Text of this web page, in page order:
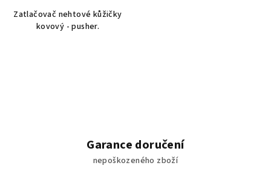
Zatlačovač nehtové kůžičky
kovový - pusher.
Garance doručení
nepoškozeného zboží